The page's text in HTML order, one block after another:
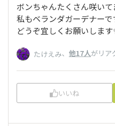
ボンちゃんたくさん咲いて
私もベランダガーデナーで
どうぞ宜しくお願いします
たけえみ、 他17人がリア
いいね